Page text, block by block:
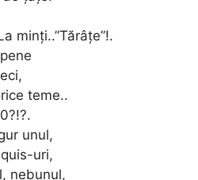
minți..”Tărâțe”!.
teme..
unul,
uri,
nebunul,